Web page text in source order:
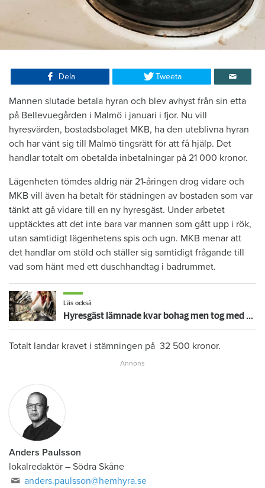
Dela Tweeta
Mannen slutade betala hyran och blev avhyst från sin etta
på Bellevuegården i Malmö i januari i fjor. Nu vill
hyresvärden, bostadsbolaget MKB, ha den uteblivna hyran
och har vänt sig till Malmö tingsrätt för att få hjälp. Det
handlar totalt om obetalda inbetalningar på 21 000 kronor.
Lägenheten tömdes aldrig när 21-åringen drog vidare och
MKB vill även ha betalt för städningen av bostaden som var
tänkt att gå vidare till en ny hyresgäst. Under arbetet
upptäcktes att det inte bara var mannen som gått upp i rök,
utan samtidigt lägenhetens spis och ugn. MKB menar att
det handlar om stöld och ställer sig samtidigt frågande till
vad som hänt med ett duschhandtag i badrummet.
Läs också
Hyresgäst lämnade kvar bohag men tog med sig diskmaskinen – så mycket kan du få betala för inredning som saknas efter flytt
Totalt landar kravet i stämningen på 32 500 kronor.
Anders Paulsson
lokalredaktör – Södra Skåne
anders.paulsson@hemhyra.se